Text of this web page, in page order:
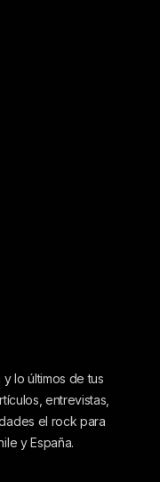
lo últimos de tus
entrevistas,
el rock para
y España.